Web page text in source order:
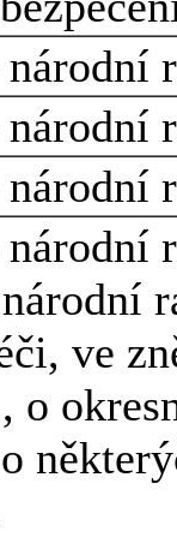
národní
národní
národní
národní
ve
o